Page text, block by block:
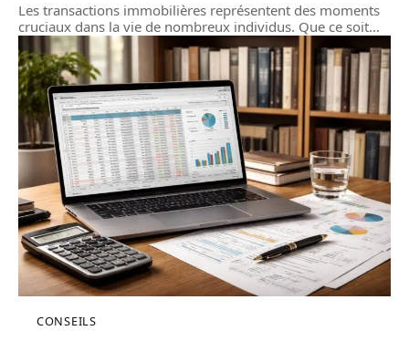
Les transactions immobilières représentent des moments
cruciaux dans la vie de nombreux individus. Que ce soit…
CONSEILS